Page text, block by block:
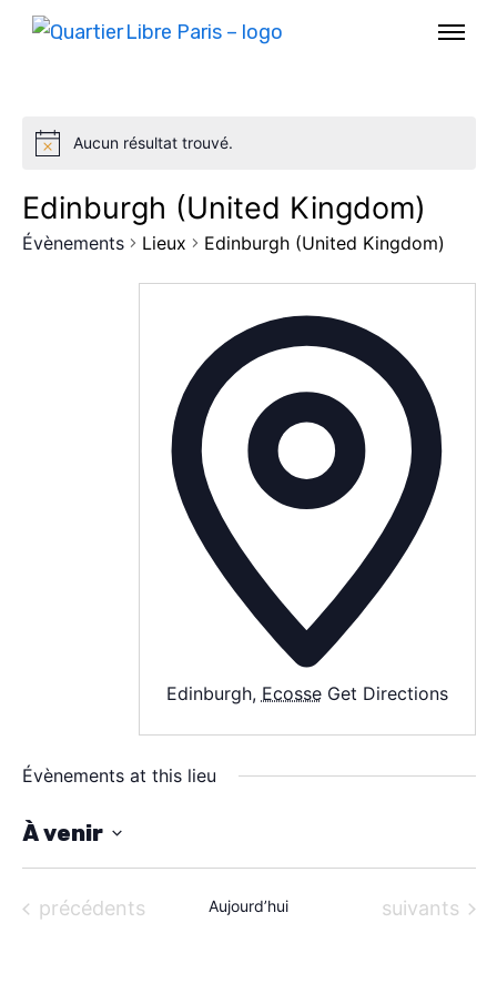
AGENDA
SPECTACLE
À PROPOS
CONTACT
Aucun résultat trouvé.
Edinburgh (United Kingdom)
Évènements Lieux Edinburgh (United Kingdom)
Edinburgh, Ecosse Get Directions
Évènements at this lieu
À venir
S
é Évènements
précédents Aujourd’hui Évènements
suivants